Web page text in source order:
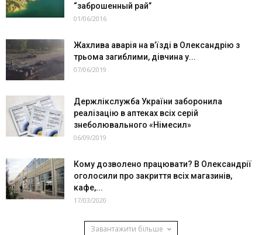
“заброшенный рай”
01/06/2016
Жахлива аварія на в’їзді в Олександрію з
трьома загиблими, дівчина у...
07/06/2019
Держлікслужба України заборонила
реалізацію в аптеках всіх серій
знеболювального «Німесил»
06/09/2019
Кому дозволено працювати? В Олександрії
оголосили про закриття всіх магазинів,
кафе,...
17/03/2020
Завантажити більше